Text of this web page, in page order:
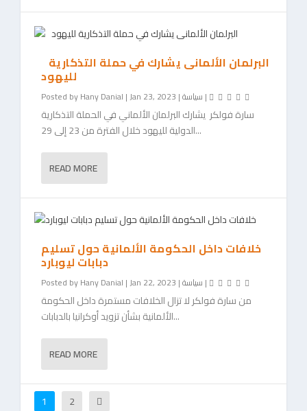
لليهود
Posted byHany Danial |Jan 23, 2023 |سياسة |
سارة فولكر يشارك البرلمان الألماني في الحملة التذكارية
الدولية لليهود خلال الفترة من 23 إلى 29...
READ MORE
خلافات داخل الحكومة الألمانية حول تسليم
دبابات ليوبارد
Posted byHany Danial |Jan 22, 2023 |سياسة |
من سارة فولكر لا تزال الخلافات مستمرة داخل الحكومة
الألمانية بشأن تزويد أوكرانيا بالدبابات...
READ MORE
1 2